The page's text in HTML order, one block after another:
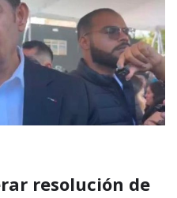
resolución de